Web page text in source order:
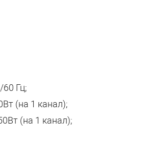
Гц;
(на 1 канал);
(на 1 канал);